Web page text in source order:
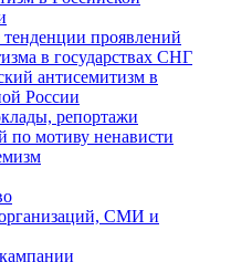
проявлений
в государствах СНГ
антисемитизм в
России
репортажи
по мотиву ненависти
СМИ и